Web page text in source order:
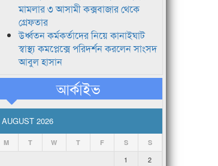
মামলার ৩ আসামী কক্সবাজার থেকে
গ্রেফতার
উর্ধ্বতন কর্মকর্তাদের নিয়ে কানাইঘাট
স্বাস্থ্য কমপ্লেক্সে পরিদর্শন করলেন সাংসদ
আবুল হাসান
আর্কাইভ
AUGUST 2026
M T W T F S S
1
2